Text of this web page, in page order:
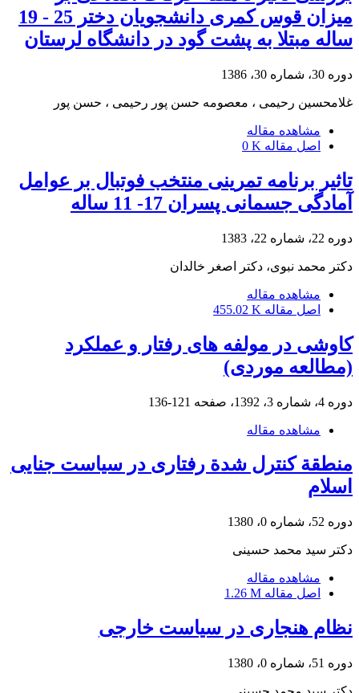
میزان قوس کمری دانشجویان دختر 25 - 19
ساله مبتلا به پشت گود در دانشگاه لرستان
دوره 30، شماره 30، 1386
غلامحسین رحیمی ، معصومه حسن پور رحیمی ، حسن پور
مشاهده مقاله
اصل مقاله 0 K
تاثیر برنامه تمرینی منتخب فوتبال بر عوامل
آمادگی جسمانی پسران 17- 11 ساله
دوره 22، شماره 22، 1383
دکتر محمد نبوی، دکتر اصغر خالدان
مشاهده مقاله
اصل مقاله 455.02 K
کاوشی در مولفه های رفتار و عملکرد
(مطالعه موردی)
دوره 4، شماره 3، 1392، صفحه 121-136
مشاهده مقاله
منطقة کنترل شدة رفتاری در سیاست جنایی
اسلام
دوره 52، شماره 0، 1380
دکتر سید محمد حسینی
مشاهده مقاله
اصل مقاله 1.26 M
نظام هنجاری در سیاست خارجی
دوره 51، شماره 0، 1380